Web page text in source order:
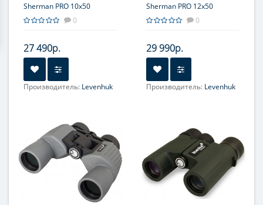
Sherman PRO 10x50
0
27 490р.
Производитель: Levenhuk
Центральная
Sherman PRO 12x50
0
29 990р.
Производитель: Levenhuk
Центральная